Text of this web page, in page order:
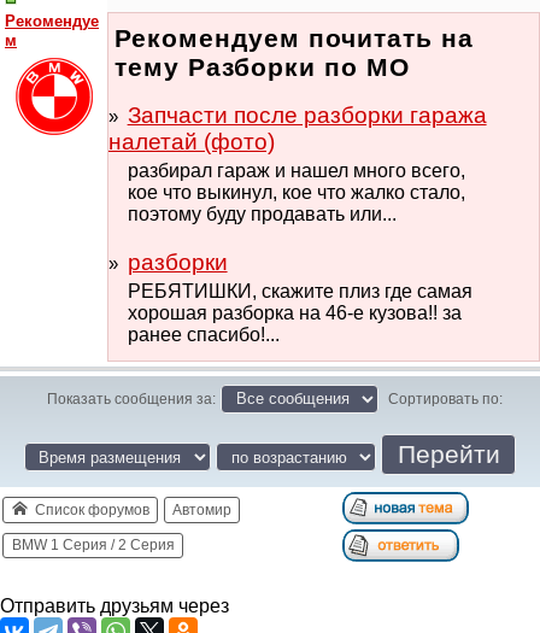
Рекомендуе
м
Рекомендуем почитать на
тему Разборки по МО
Запчасти после разборки гаража
налетай (фото)
разбирал гараж и нашел много всего,
кое что выкинул, кое что жалко стало,
поэтому буду продавать или...
разборки
РЕБЯТИШКИ, скажите плиз где самая
хорошая разборка на 46-е кузова!! за
ранее спасибо!...
Показать сообщения за: Сортировать по:
Список форумов Автомир
BMW 1 Серия / 2 Серия
Отправить друзьям через